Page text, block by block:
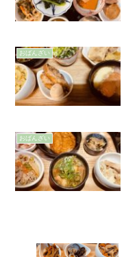
おばんざい
おばんざい